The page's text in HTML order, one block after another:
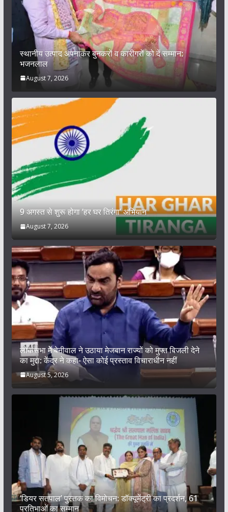
स्थानीय उत्पाद अपनाकर बुनकरों व कारीगरों को दें सम्मान:
भजनलाल
August 7, 2026
9 अगस्त से शुरू होगा ‘हर घर तिरंगा’ अभियान
August 7, 2026
लोकसभा में बेनीवाल ने उठाया मेजबान राज्यों को मुफ्त बिजली देने
का मुद्दा: केंद्र ने कहा- ऐसा कोई प्रस्ताव विचाराधीन नहीं
August 5, 2026
‘डियर सतपाल’ पुस्तक का विमोचन: डॉक्यूमेंट्री का प्रदर्शन, 61
प्रतिभाओं का सम्मान